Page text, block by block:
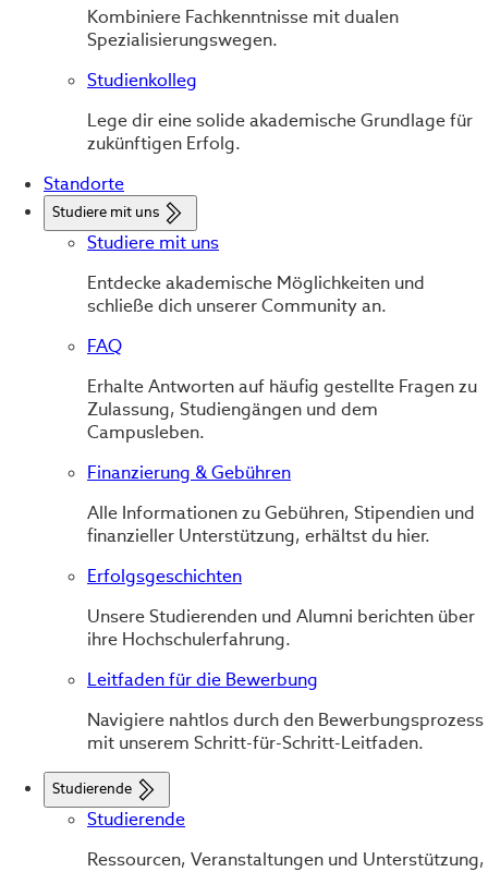
Kombiniere Fachkenntnisse mit dualen
Spezialisierungswegen.
Studienkolleg
Lege dir eine solide akademische Grundlage für
zukünftigen Erfolg.
Standorte
Studiere mit uns
Studiere mit uns
Entdecke akademische Möglichkeiten und
schließe dich unserer Community an.
FAQ
Erhalte Antworten auf häufig gestellte Fragen zu
Zulassung, Studiengängen und dem
Campusleben.
Finanzierung & Gebühren
Alle Informationen zu Gebühren, Stipendien und
finanzieller Unterstützung, erhältst du hier.
Erfolgsgeschichten
Unsere Studierenden und Alumni berichten über
ihre Hochschulerfahrung.
Leitfaden für die Bewerbung
Navigiere nahtlos durch den Bewerbungsprozess
mit unserem Schritt-für-Schritt-Leitfaden.
Studierende
Studierende
Ressourcen, Veranstaltungen und Unterstützung,